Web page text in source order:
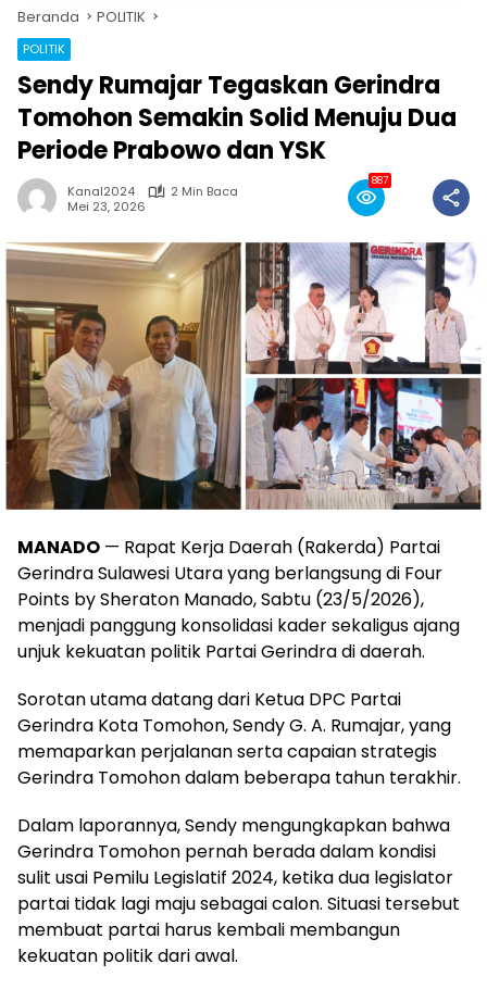
Beranda POLITIK
POLITIK
Sendy Rumajar Tegaskan Gerindra
Tomohon Semakin Solid Menuju Dua
Periode Prabowo dan YSK
Kanal2024
2 Min Baca
Mei 23, 2026
887
MANADO — Rapat Kerja Daerah (Rakerda) Partai
Gerindra Sulawesi Utara yang berlangsung di Four
Points by Sheraton Manado, Sabtu (23/5/2026),
menjadi panggung konsolidasi kader sekaligus ajang
unjuk kekuatan politik Partai Gerindra di daerah.
Sorotan utama datang dari Ketua DPC Partai
Gerindra Kota Tomohon, Sendy G. A. Rumajar, yang
memaparkan perjalanan serta capaian strategis
Gerindra Tomohon dalam beberapa tahun terakhir.
Dalam laporannya, Sendy mengungkapkan bahwa
Gerindra Tomohon pernah berada dalam kondisi
sulit usai Pemilu Legislatif 2024, ketika dua legislator
partai tidak lagi maju sebagai calon. Situasi tersebut
membuat partai harus kembali membangun
kekuatan politik dari awal.